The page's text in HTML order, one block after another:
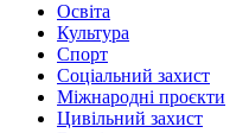
Освіта
Культура
Спорт
Соціальний захист
Міжнародні проєкти
Цивільний захист